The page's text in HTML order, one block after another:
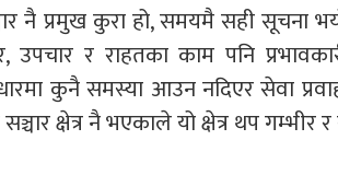
नै प्रमुख कुरा हो, समयमै सही सूचना
उपचार र राहतका काम पनि
कुनै समस्या आउन नदिएर सेवा
सञ्चार क्षेत्र नै भएकाले यो क्षेत्र थप